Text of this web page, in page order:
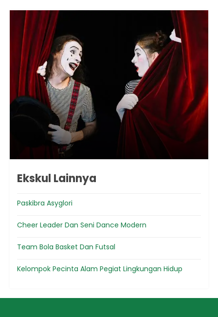
Ekskul Lainnya
Paskibra Asyglori
Cheer Leader Dan Seni Dance Modern
Team Bola Basket Dan Futsal
Kelompok Pecinta Alam Pegiat Lingkungan Hidup